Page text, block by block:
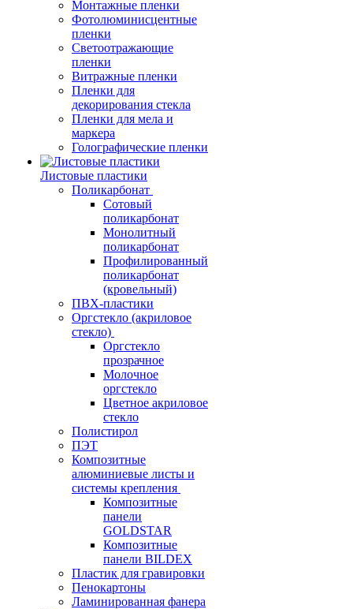
Монтажные пленки
Фотолюминисцентные
пленки
Светоотражающие
пленки
Витражные пленки
Пленки для
декорирования стекла
Пленки для мела и
маркера
Голографические пленки
Листовые пластики
Поликарбонат
Сотовый
поликарбонат
Монолитный
поликарбонат
Профилированный
поликарбонат
(кровельный)
ПВХ-пластики
Оргстекло (акриловое
стекло)
Оргстекло
прозрачное
Молочное
оргстекло
Цветное акриловое
стекло
Полистирол
ПЭТ
Композитные
алюминиевые листы и
системы крепления
Композитные
панели
GOLDSTAR
Композитные
панели BILDEX
Пластик для гравировки
Пенокартоны
Ламинированная фанера